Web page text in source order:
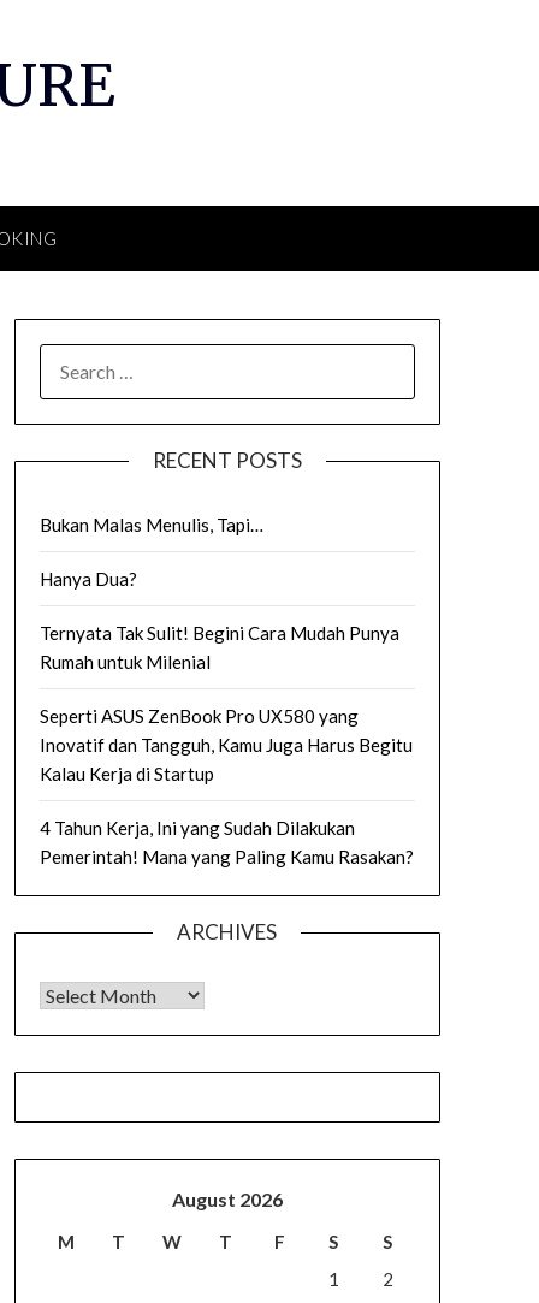
FOR:
RECENT POSTS
Bukan Malas Menulis, Tapi…
Hanya Dua?
Ternyata Tak Sulit! Begini Cara Mudah Punya
Rumah untuk Milenial
Seperti ASUS ZenBook Pro UX580 yang
Inovatif dan Tangguh, Kamu Juga Harus Begitu
Kalau Kerja di Startup
4 Tahun Kerja, Ini yang Sudah Dilakukan
Pemerintah! Mana yang Paling Kamu Rasakan?
ARCHIVES
Archives
August 2026
M T W T F S
S
1
2